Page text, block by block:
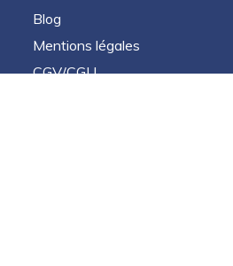
Blog
Mentions légales
CGV/CGU